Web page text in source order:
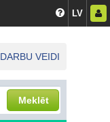
LV
DARBU VEIDI
Meklēt